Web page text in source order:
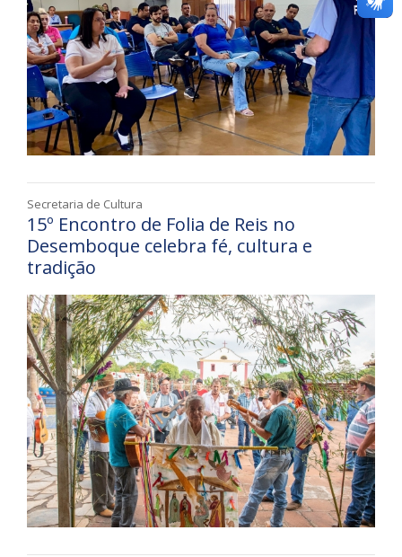
Secretaria de Cultura
15º Encontro de Folia de Reis no
Desemboque celebra fé, cultura e
tradição